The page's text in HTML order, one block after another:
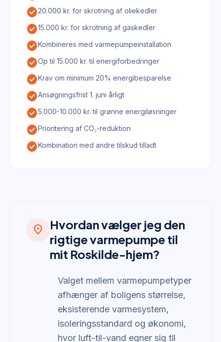
check_circle20.000 kr. for skrotning af oliekedler
check_circle15.000 kr. for skrotning af gaskedler
check_circleKombineres med varmepumpeinstallation
check_circleOp til 15.000 kr. til energiforbedringer
check_circleKrav om minimum 20% energibesparelse
check_circleAnsøgningsfrist 1. juni årligt
check_circle5.000-10.000 kr. til grønne energiløsninger
check_circlePrioritering af CO₂-reduktion
check_circleKombination med andre tilskud tilladt
location_on
Hvordan vælger jeg den
rigtige varmepumpe til
mit Roskilde-hjem?
Valget mellem varmepumpetyper
afhænger af boligens størrelse,
eksisterende varmesystem,
isoleringsstandard og økonomi,
hvor luft-til-vand egner sig til